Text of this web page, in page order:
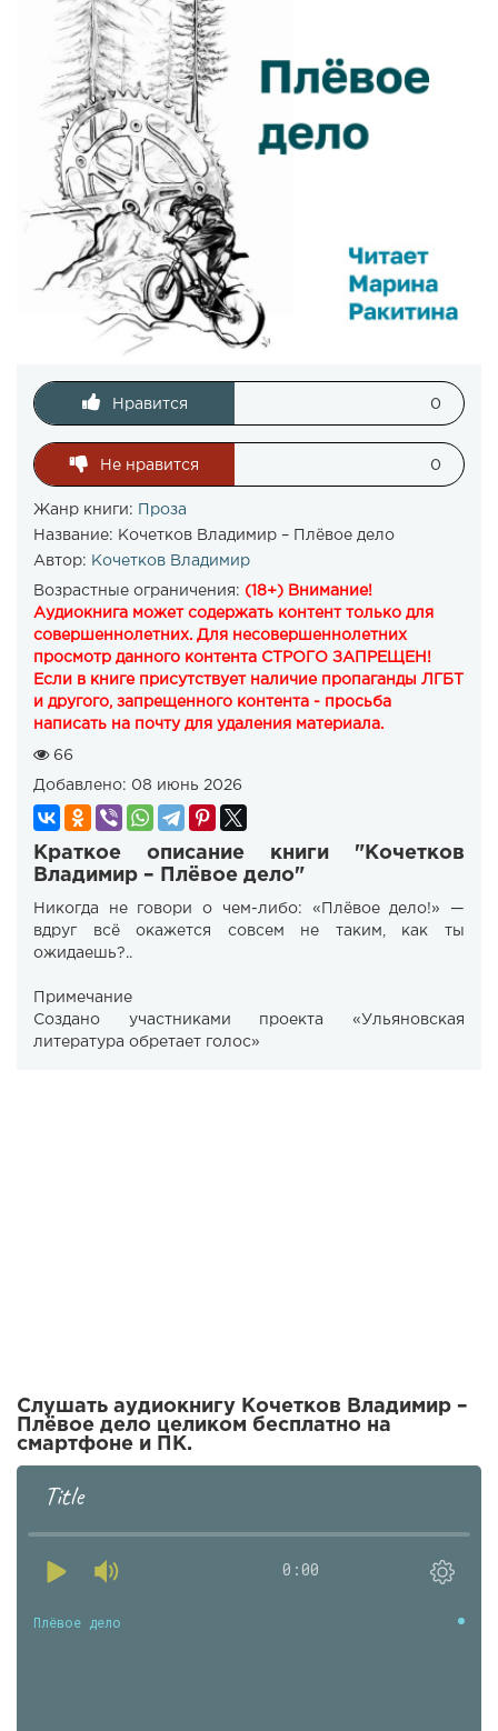
Нравится 0
Не нравится 0
Жанр книги:
Проза
Название: Кочетков Владимир – Плёвое дело
Автор: Кочетков Владимир
Возрастные ограничения: (18+) Внимание!
Аудиокнига может содержать контент только для
совершеннолетних. Для несовершеннолетних
просмотр данного контента СТРОГО ЗАПРЕЩЕН!
Если в книге присутствует наличие пропаганды ЛГБТ
и другого, запрещенного контента - просьба
написать на почту для удаления материала.
66
Добавлено: 08 июнь 2026
Краткое описание книги "Кочетков
Владимир – Плёвое дело"
Никогда не говори о чем-либо: «Плёвое дело!» —
вдруг всё окажется совсем не таким, как ты
ожидаешь?..
Примечание
Создано участниками проекта «Ульяновская
литература обретает голос»
Слушать аудиокнигу Кочетков Владимир –
Плёвое дело целиком бесплатно на
смартфоне и ПК.
Title
0:00
Плёвое дело